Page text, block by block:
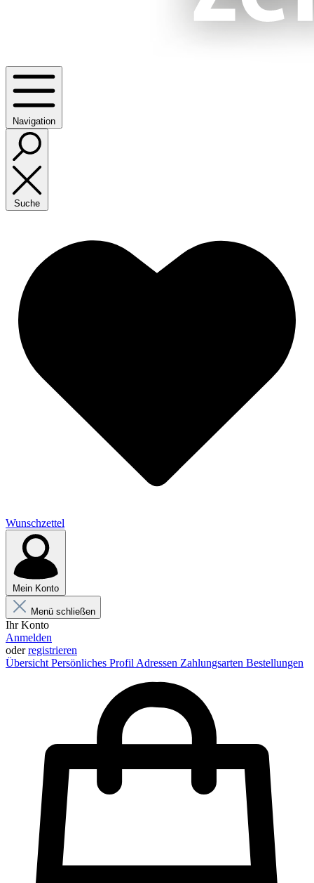
Navigation
Suche
Wunschzettel
Mein Konto
Menü schließen
Ihr Konto
Anmelden
oderregistrieren
Übersicht Persönliches Profil Adressen Zahlungsarten Bestellungen